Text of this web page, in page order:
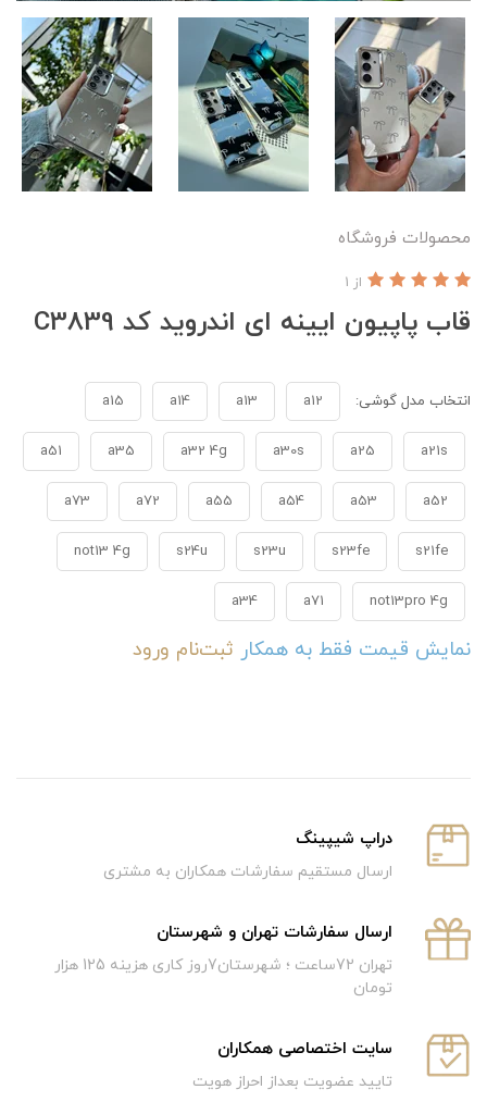
محصولات فروشگاه
قاب پاپیون ایینه ای اندروید کد C3839
از 1
انتخاب مدل گوشی: a12
a13
a14
a15
a21s
a25
a30s
a32 4g
a35
a51
a52
a53
a54
a55
a72
a73
s21fe
s23fe
s23u
s24u
not13 4g
not13pro 4g
a71
a34
نمایش قیمت فقط به همکار ثبت‌نام ورود
دراپ شیپینگ
ارسال مستقیم سفارشات همکاران به مشتری
ارسال سفارشات تهران و شهرستان
تهران 72ساعت ؛ شهرستان7روز کاری هزینه 125 هزار
تومان
سایت اختصاصی همکاران
تایید عضویت بعداز احراز هویت